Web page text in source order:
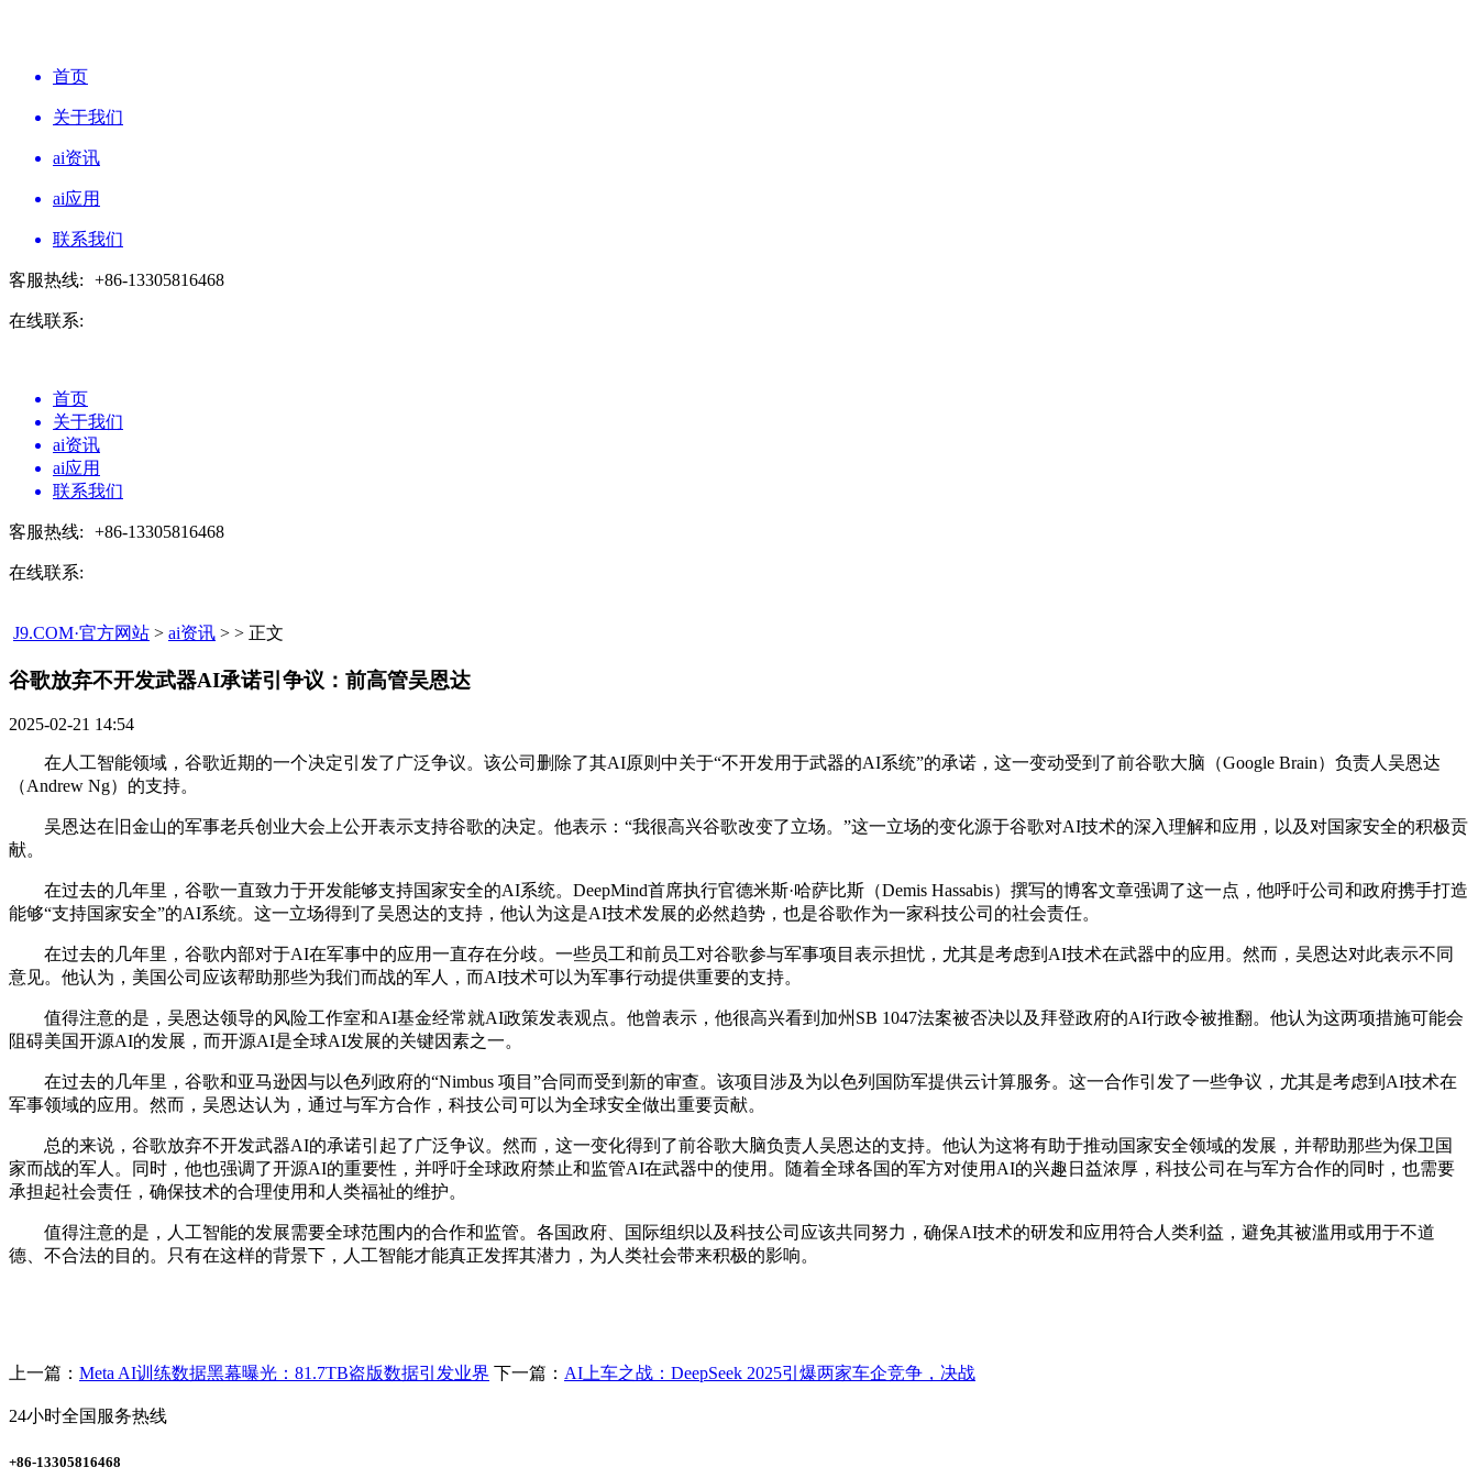
首页
关于我们
ai资讯
ai应用
联系我们
客服热线: +86-13305816468
在线联系:
首页
关于我们
ai资讯
ai应用
联系我们
客服热线: +86-13305816468
在线联系:
J9.COM·官方网站 > ai资讯 > > 正文
谷歌放弃不开发武器AI承诺引争议：前高管吴恩达​
2025-02-21 14:54
在人工智能领域，谷歌近期的一个决定引发了广泛争议。该公司删除了其AI原则中关于“不开发用于武器的AI系统”的承诺，这一变动受到了前谷歌大脑（Google Brain）负责人吴恩达
（Andrew Ng）的支持。
吴恩达在旧金山的军事老兵创业大会上公开表示支持谷歌的决定。他表示：“我很高兴谷歌改变了立场。”这一立场的变化源于谷歌对AI技术的深入理解和应用，以及对国家安全的积极贡
献。
在过去的几年里，谷歌一直致力于开发能够支持国家安全的AI系统。DeepMind首席执行官德米斯·哈萨比斯（Demis Hassabis）撰写的博客文章强调了这一点，他呼吁公司和政府携手打造
能够“支持国家安全”的AI系统。这一立场得到了吴恩达的支持，他认为这是AI技术发展的必然趋势，也是谷歌作为一家科技公司的社会责任。
在过去的几年里，谷歌内部对于AI在军事中的应用一直存在分歧。一些员工和前员工对谷歌参与军事项目表示担忧，尤其是考虑到AI技术在武器中的应用。然而，吴恩达对此表示不同
意见。他认为，美国公司应该帮助那些为我们而战的军人，而AI技术可以为军事行动提供重要的支持。
值得注意的是，吴恩达领导的风险工作室和AI基金经常就AI政策发表观点。他曾表示，他很高兴看到加州SB 1047法案被否决以及拜登政府的AI行政令被推翻。他认为这两项措施可能会
阻碍美国开源AI的发展，而开源AI是全球AI发展的关键因素之一。
在过去的几年里，谷歌和亚马逊因与以色列政府的“Nimbus 项目”合同而受到新的审查。该项目涉及为以色列国防军提供云计算服务。这一合作引发了一些争议，尤其是考虑到AI技术在
军事领域的应用。然而，吴恩达认为，通过与军方合作，科技公司可以为全球安全做出重要贡献。
总的来说，谷歌放弃不开发武器AI的承诺引起了广泛争议。然而，这一变化得到了前谷歌大脑负责人吴恩达的支持。他认为这将有助于推动国家安全领域的发展，并帮助那些为保卫国
家而战的军人。同时，他也强调了开源AI的重要性，并呼吁全球政府禁止和监管AI在武器中的使用。随着全球各国的军方对使用AI的兴趣日益浓厚，科技公司在与军方合作的同时，也需要
承担起社会责任，确保技术的合理使用和人类福祉的维护。
值得注意的是，人工智能的发展需要全球范围内的合作和监管。各国政府、国际组织以及科技公司应该共同努力，确保AI技术的研发和应用符合人类利益，避免其被滥用或用于不道
德、不合法的目的。只有在这样的背景下，人工智能才能真正发挥其潜力，为人类社会带来积极的影响。
上一篇： Meta AI训练数据黑幕曝光：81.7TB盗版数据引发业界 下一篇： AI上车之战：DeepSeek 2025引爆两家车企竞争，决战
24小时全国服务热线
+86-13305816468